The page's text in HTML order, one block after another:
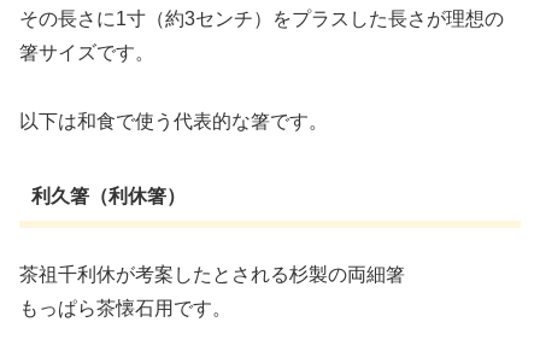
その長さに1寸（約3センチ）をプラスした長さが理想の
箸サイズです。
以下は和食で使う代表的な箸です。
利久箸（利休箸）
茶祖千利休が考案したとされる杉製の両細箸
もっぱら茶懐石用です。